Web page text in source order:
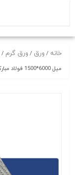
خانه / ورق / ورق گرم /
میل 6000*1500 فولاد مبارکه